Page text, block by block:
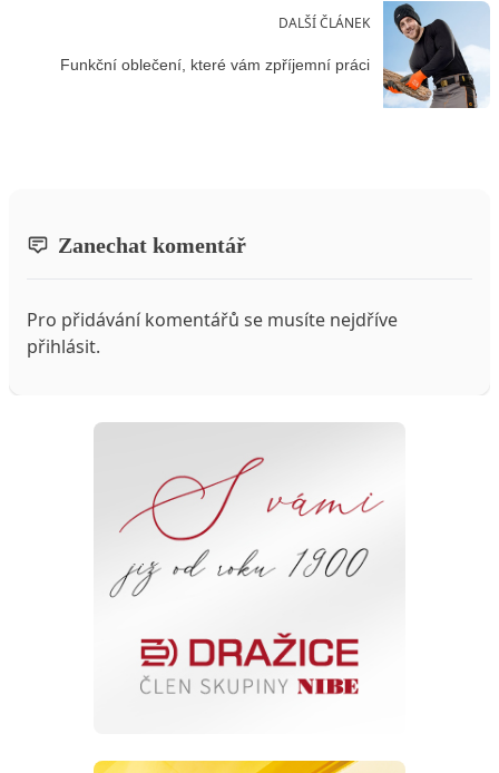
DALŠÍ ČLÁNEK
Funkční oblečení, které vám zpříjemní práci
Zanechat komentář
Pro přidávání komentářů se musíte nejdříve
přihlásit.